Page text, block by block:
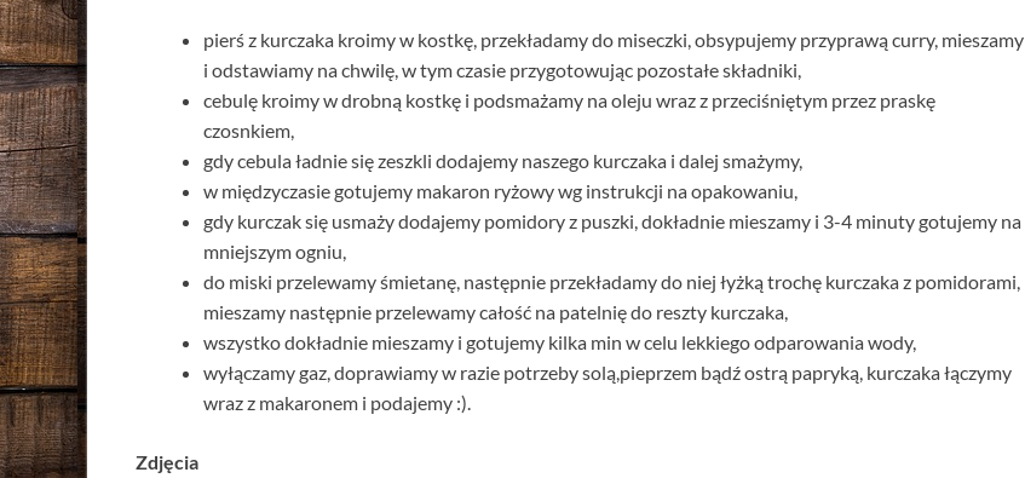
pierś z kurczaka kroimy w kostkę, przekładamy do miseczki, obsypujemy przyprawą curry, mieszamy
i odstawiamy na chwilę, w tym czasie przygotowując pozostałe składniki,
cebulę kroimy w drobną kostkę i podsmażamy na oleju wraz z przeciśniętym przez praskę
czosnkiem,
gdy cebula ładnie się zeszkli dodajemy naszego kurczaka i dalej smażymy,
w międzyczasie gotujemy makaron ryżowy wg instrukcji na opakowaniu,
gdy kurczak się usmaży dodajemy pomidory z puszki, dokładnie mieszamy i 3-4 minuty gotujemy na
mniejszym ogniu,
do miski przelewamy śmietanę, następnie przekładamy do niej łyżką trochę kurczaka z pomidorami,
mieszamy następnie przelewamy całość na patelnię do reszty kurczaka,
wszystko dokładnie mieszamy i gotujemy kilka min w celu lekkiego odparowania wody,
wyłączamy gaz, doprawiamy w razie potrzeby solą,pieprzem bądź ostrą papryką, kurczaka łączymy
wraz z makaronem i podajemy :).
Zdjęcia